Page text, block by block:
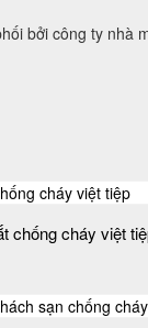
bởi công ty nhà
chống cháy việt